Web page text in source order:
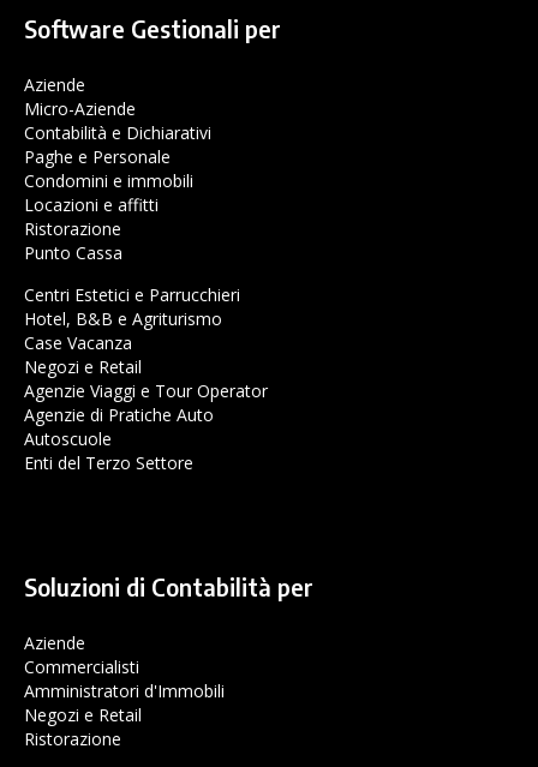
Software Gestionali per
Aziende
Micro-Aziende
Contabilità e Dichiarativi
Paghe e Personale
Condomini e immobili
Locazioni e affitti
Ristorazione
Punto Cassa
Centri Estetici e Parrucchieri
Hotel, B&B e Agriturismo
Case Vacanza
Negozi e Retail
Agenzie Viaggi e Tour Operator
Agenzie di Pratiche Auto
Autoscuole
Enti del Terzo Settore
Soluzioni di Contabilità per
Aziende
Commercialisti
Amministratori d'Immobili
Negozi e Retail
Ristorazione